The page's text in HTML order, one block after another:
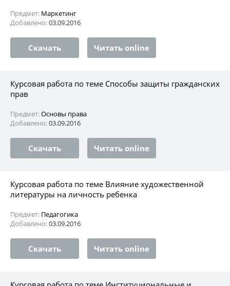
Предмет: Маркетинг
Добавлено:03.09.2016
Скачать Читать online
Курсовая работа по теме Способы защиты гражданских
прав
Предмет:Основы права
Добавлено:03.09.2016
Скачать Читать online
Курсовая работа по теме Влияние художественной
литературы на личность ребенка
Предмет: Педагогика
Добавлено:03.09.2016
Скачать Читать online